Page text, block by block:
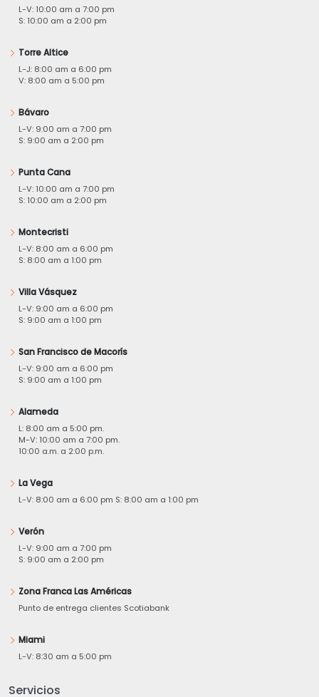
L-V: 10:00 am a 7:00 pm
S: 10:00 am a 2:00 pm
Torre Altice
L-J: 8:00 am a 6:00 pm
V: 8:00 am a 5:00 pm
Bávaro
L-V: 9:00 am a 7:00 pm
S: 9:00 am a 2:00 pm
Punta Cana
L-V: 10:00 am a 7:00 pm
S: 10:00 am a 2:00 pm
Montecristi
L-V: 8:00 am a 6:00 pm
S: 8:00 am a 1:00 pm
Villa Vásquez
L-V: 9:00 am a 6:00 pm
S: 9:00 am a 1:00 pm
San Francisco de Macorís
L-V: 9:00 am a 6:00 pm
S: 9:00 am a 1:00 pm
Alameda
L: 8:00 am a 5:00 pm.
M-V: 10:00 am a 7:00 pm.
10:00 a.m. a 2:00 p.m.
La Vega
L-V: 8:00 am a 6:00 pm S: 8:00 am a 1:00 pm
Verón
L-V: 9:00 am a 7:00 pm
S: 9:00 am a 2:00 pm
Zona Franca Las Américas
Punto de entrega clientes Scotiabank
Miami
L-V: 8:30 am a 5:00 pm
Servicios